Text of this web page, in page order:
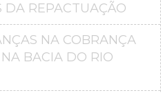
DA REPACTUAÇÃO
NA COBRANÇA
BACIA DO RIO